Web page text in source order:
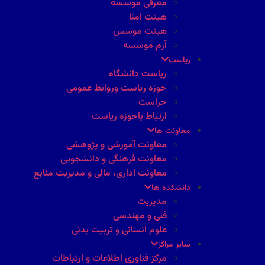
معرفی موسسه
هیئت امنا
هیئت موسس
آرم موسسه
ریاست
ریاست دانشگاه
حوزه ریاست وروابط عمومی
حراست
ارتباط باحوزه ریاست
معاونت ها
معاونت آموزشی و پژوهشی
معاونت فرهنگی و دانشجویی
معاونت اداری، مالی و مدیریت منابع
دانشکده ها
مدیریت
فنی و مهندسی
علوم انسانی و تربیت بدنی
سایر مراکز
مرکز فناوری اطلاعات و ارتباطات